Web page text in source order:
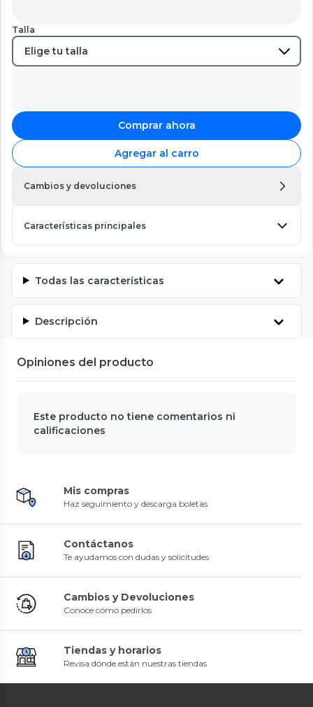
Talla
Comprar ahora
Agregar al carro
Cambios y devoluciones
Características principales
Todas las características
Descripción
Opiniones del producto
Este producto no tiene comentarios ni
calificaciones
Mis compras
Haz seguimiento y descarga boletas
Contáctanos
Te ayudamos con dudas y solicitudes
Cambios y Devoluciones
Conoce cómo pedirlos
Tiendas y horarios
Revisa dónde están nuestras tiendas